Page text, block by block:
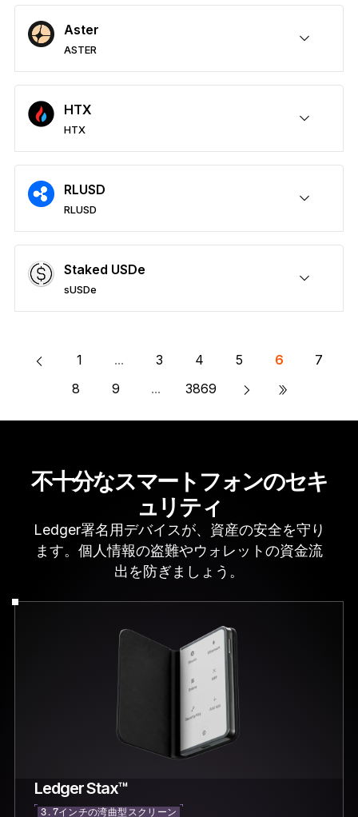
Aster
ASTER
送付/受け取り
購入
スワップ
ステーキング
サードパーティウォレットに対応
ASTERを安全に保護
HTX
HTX
送付/受け取り
購入
スワップ
ステーキング
サードパーティウォレットに対応
HTXを安全に保護
RLUSD
RLUSD
送付/受け取り
購入
スワップ
ステーキング
サードパーティウォレットに対応
RLUSDを安全に保護
Staked USDe
sUSDe
送付/受け取り
購入
スワップ
ステーキング
サードパーティウォレットに対応
sUSDeを安全に保護
1 ... 3 4 5 6
7
8
9 ... 3869 »
不十分なスマートフォンのセキ
ュリティ
Ledger署名用デバイスが、資産の安全を守り
ます。個人情報の盗難やウォレットの資金流
出を防ぎましょう。
Ledger Stax™
3.7インチの湾曲型スクリーン